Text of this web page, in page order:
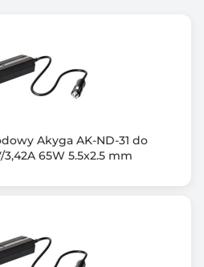
przepięciem, przegrzaniem,
Akyga AK-ND-31 do
65W 5.5x2.5 mm